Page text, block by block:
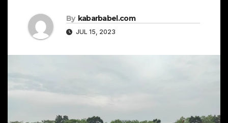
By kabarbabel.com
JUL 15, 2023